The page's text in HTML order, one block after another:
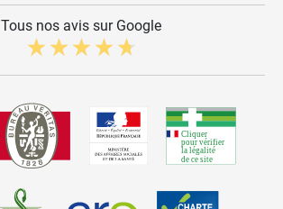
Tous nos avis sur Google